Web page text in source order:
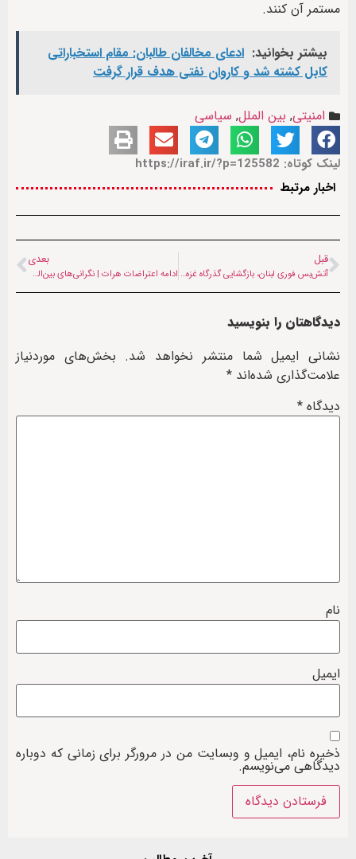
مستمر آن کنند.
بیشتر بخوانید: ادعای مخالفان طالبان: مقام استخباراتی
کابل کشته شد و کاروان نفتی هدف قرار گرفت
امنیتی, بین الملل, سیاسی
لینک کوتاه: https://iraf.ir/?p=125582
اخبار مرتبط
قبل
آتش‌بس فوری لبنان، بازگشایی گذرگاه غزه همصدایی لبنان و سازمان ملل برای پایان تجاوزات رژیم صهیونیستی
بعدی
ادامه اعتراضات هرات | نگرانی‌های بین‌المللی و خشم چهره‌های سیاسی پس از شلیک طالبان به سوی مردم
دیدگاهتان را بنویسید
نشانی ایمیل شما منتشر نخواهد شد. بخش‌های موردنیاز
علامت‌گذاری شده‌اند *
دیدگاه *
نام
ایمیل
ذخیره نام، ایمیل و وبسایت من در مرورگر برای زمانی که دوباره
دیدگاهی می‌نویسم.